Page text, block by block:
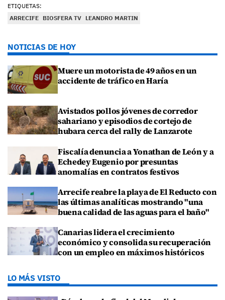
ETIQUETAS:
ARRECIFE BIOSFERA TV LEANDRO MARTIN
NOTICIAS DE HOY
Muere un motorista de 49 años en un
accidente de tráfico en Haría
Avistados pollos jóvenes de corredor
sahariano y episodios de cortejo de
hubara cerca del rally de Lanzarote
Fiscalía denuncia a Yonathan de León y a
Echedey Eugenio por presuntas
anomalías en contratos festivos
Arrecife reabre la playa de El Reducto con
las últimas analíticas mostrando "una
buena calidad de las aguas para el baño"
Canarias lidera el crecimiento
económico y consolida su recuperación
con un empleo en máximos históricos
LO MÁS VISTO